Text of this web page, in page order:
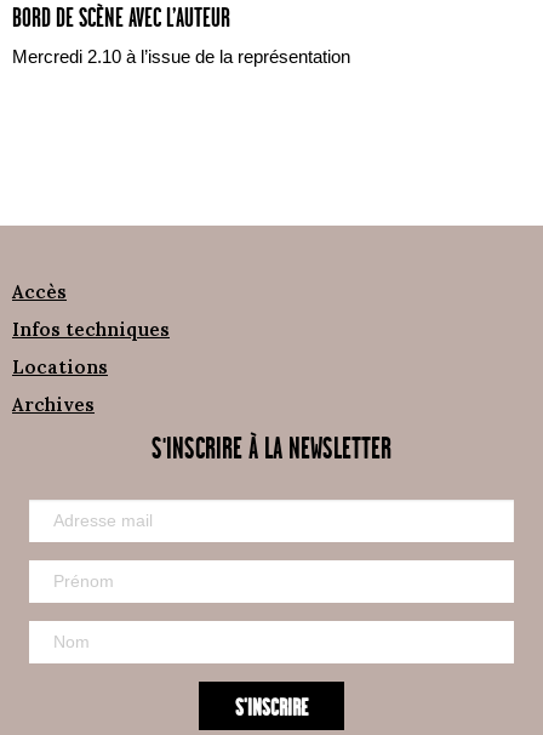
BORD DE SCÈNE AVEC L’AUTEUR
Mercredi 2.10 à l’issue de la représentation
Accès
Infos techniques
Locations
Archives
S'INSCRIRE À LA NEWSLETTER